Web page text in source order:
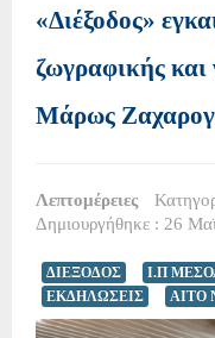
«Διέξοδος»
ζωγραφικής και
Μάρως
Λεπτομέρειες
Δημιουργήθηκε : 26
ΔΙΕΞΟΔΟΣ Ι.Π
ΕΚΔΗΛΩΣΕΙΣ
AITO